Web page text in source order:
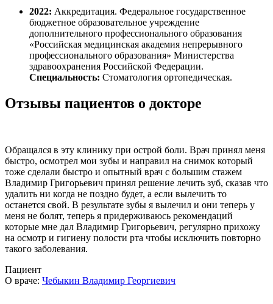
2022: Аккредитация. Федеральное государственное
бюджетное образовательное учреждение
дополнительного профессионального образования
«Российская медицинская академия непрерывного
профессионального образования» Министерства
здравоохранения Российской Федерации.
Специальность: Стоматология ортопедическая.
Отзывы пациентов о докторе
Обращался в эту клинику при острой боли. Врач принял меня
быстро, осмотрел мои зубы и направил на снимок который
тоже сделали быстро и опытный врач с большим стажем
Владимир Григорьевич принял решение лечить зуб, сказав что
удалить ни когда не поздно будет, а если вылечить то
останется свой. В результате зубы я вылечил и они теперь у
меня не болят, теперь я придерживаюсь рекомендаций
которые мне дал Владимир Григорьевич, регулярно прихожу
на осмотр и гигиену полости рта чтобы исключить повторно
такого заболевания.
Пациент
О враче: Чебыкин Владимир Георгиевич